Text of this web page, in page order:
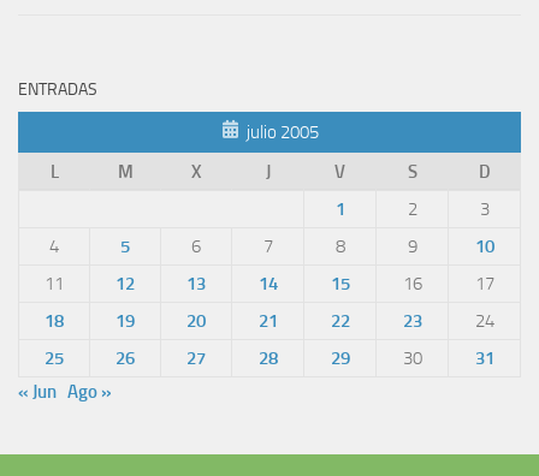
ENTRADAS
julio 2005
L
M X J V S
D
1
2
3
4
5 6 7 8 9
10
11
12 13 14 15 16
17
18
19 20 21 22 23
24
25
26 27 28 29 30
31
« Jun Ago »